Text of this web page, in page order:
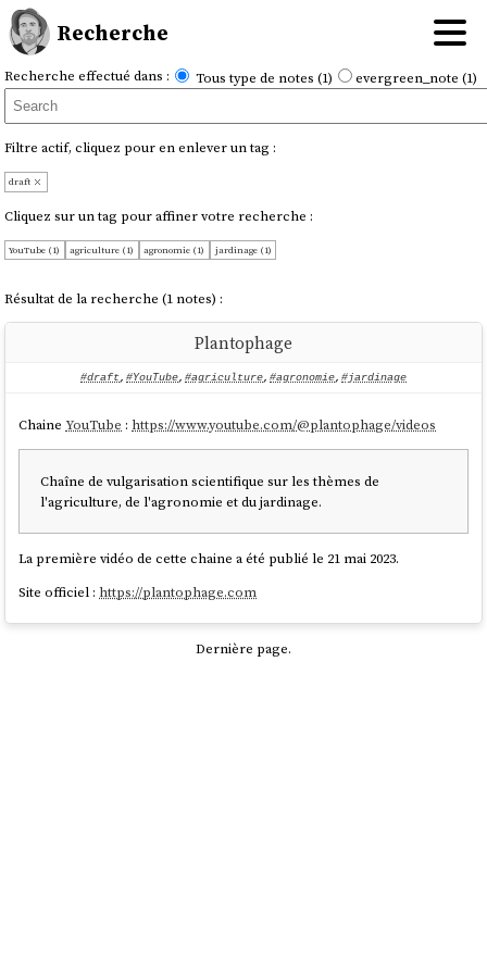
Recherche
Recherche effectué dans : Tous type de notes (1) evergreen_note (1)
Filtre actif, cliquez pour en enlever un tag :
draft
Cliquez sur un tag pour affiner votre recherche :
YouTube (1) agriculture (1) agronomie (1) jardinage (1)
Résultat de la recherche (1 notes) :
Plantophage
#draft, #YouTube, #agriculture, #agronomie, #jardinage
ChaineYouTube : https://www.youtube.com/@plantophage/videos
Chaîne de vulgarisation scientifique sur les thèmes de
l'agriculture, de l'agronomie et du jardinage.
La première vidéo de cette chaine a été publié le 21 mai 2023.
Site officiel : https://plantophage.com
Dernière page.